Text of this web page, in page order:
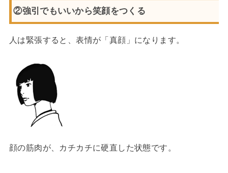
②強引でもいいから笑顔をつくる
人は緊張すると、表情が「真顔」になります。
顔の筋肉が、カチカチに硬直した状態です。